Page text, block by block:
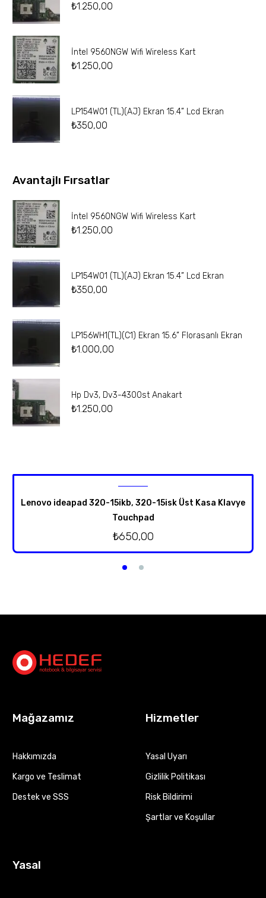
₺1.250,00
İntel 9560NGW Wifi Wireless Kart
₺1.250,00
LP154W01 (TL)(AJ) Ekran 15.4” Lcd Ekran
₺350,00
Avantajlı Fırsatlar
İntel 9560NGW Wifi Wireless Kart
₺1.250,00
LP154W01 (TL)(AJ) Ekran 15.4” Lcd Ekran
₺350,00
LP156WH1(TL)(C1) Ekran 15.6” Florasanlı Ekran
₺1.000,00
Hp Dv3, Dv3-4300st Anakart
₺1.250,00
Lenovo ideapad 320-15ikb, 320-15isk Üst Kasa Klavye
Touchpad
₺650,00
Mağazamız
Hakkımızda
Kargo ve Teslimat
Destek ve SSS
Hizmetler
Yasal Uyarı
Gizlilik Politikası
Risk Bildirimi
Şartlar ve Koşullar
Yasal